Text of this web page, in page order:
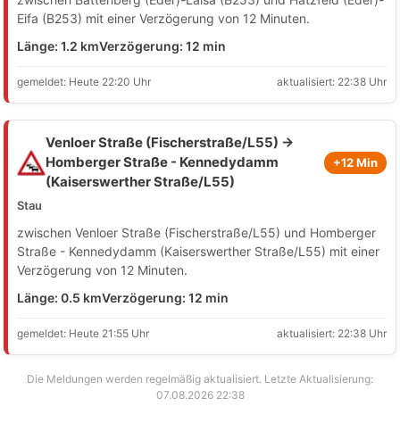
Eifa (B253) mit einer Verzögerung von 12 Minuten.
Länge: 1.2 kmVerzögerung: 12 min
gemeldet: Heute 22:20 Uhr aktualisiert: 22:38 Uhr
Venloer Straße (Fischerstraße/L55) →
Homberger Straße - Kennedydamm
(Kaiserswerther Straße/L55)
+12 Min
Stau
zwischen Venloer Straße (Fischerstraße/L55) und Homberger
Straße - Kennedydamm (Kaiserswerther Straße/L55) mit einer
Verzögerung von 12 Minuten.
Länge: 0.5 kmVerzögerung: 12 min
gemeldet: Heute 21:55 Uhr aktualisiert: 22:38 Uhr
Die Meldungen werden regelmäßig aktualisiert. Letzte Aktualisierung:
07.08.2026 22:38